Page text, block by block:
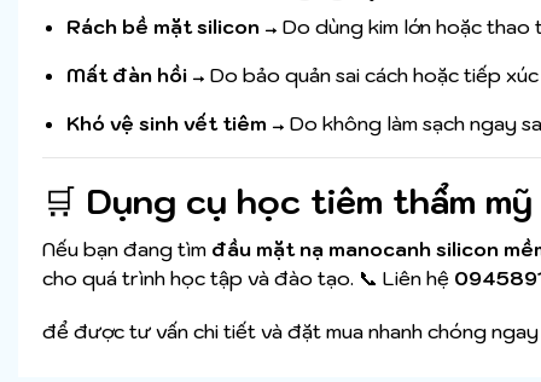
Rách bề mặt silicon → Do dùng kim lớn hoặc thao
Mất đàn hồi → Do bảo quản sai cách hoặc tiếp
Khó vệ sinh vết tiêm → Do không làm sạch ngay
🛒 Dụng cụ học tiêm thẩm
Nếu bạn đang tìm đầu mặt nạ manocanh silicon
cho quá trình học tập và đào tạo. 📞 Liên hệ
để được tư vấn chi tiết và đặt mua nhanh chóng ngay